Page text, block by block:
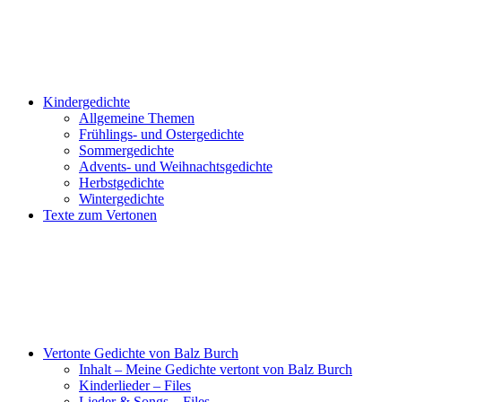
Kindergedichte
Allgemeine Themen
Frühlings- und Ostergedichte
Sommergedichte
Advents- und Weihnachtsgedichte
Herbstgedichte
Wintergedichte
Texte zum Vertonen
Vertonte Gedichte von Balz Burch
Inhalt – Meine Gedichte vertont von Balz Burch
Kinderlieder – Files